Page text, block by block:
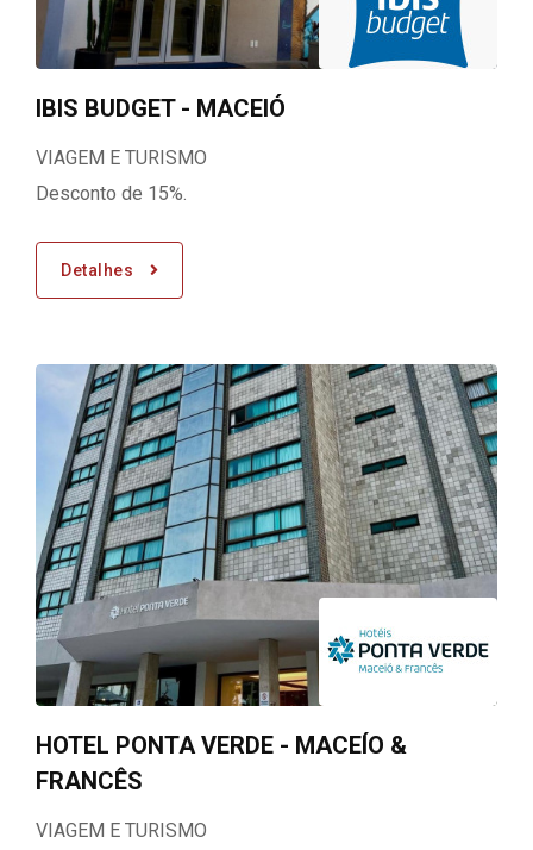
IBIS BUDGET - MACEIÓ
VIAGEM E TURISMO
Desconto de 15%.
Detalhes
HOTEL PONTA VERDE - MACEÍO &
FRANCÊS
VIAGEM E TURISMO